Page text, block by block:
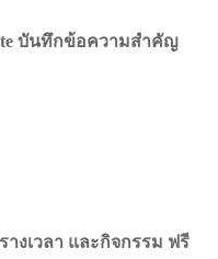
บันทึกข้อความสำคัญ
งเวลา และกิจกรรม ฟรี